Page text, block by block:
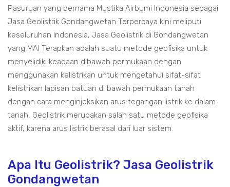
Pasuruan yang bernama Mustika Airbumi Indonesia sebagai
Jasa Geolistrik Gondangwetan Terpercaya kini meliputi
keseluruhan Indonesia, Jasa Geolistrik di Gondangwetan
yang MAI Terapkan adalah suatu metode geofisika untuk
menyelidiki keadaan dibawah permukaan dengan
menggunakan kelistrikan untuk mengetahui sifat-sifat
kelistrikan lapisan batuan di bawah permukaan tanah
dengan cara menginjeksikan arus tegangan listrik ke dalam
tanah, Geolistrik merupakan salah satu metode geofisika
aktif, karena arus listrik berasal dari luar sistem.
Apa Itu Geolistrik? Jasa Geolistrik
Gondangwetan